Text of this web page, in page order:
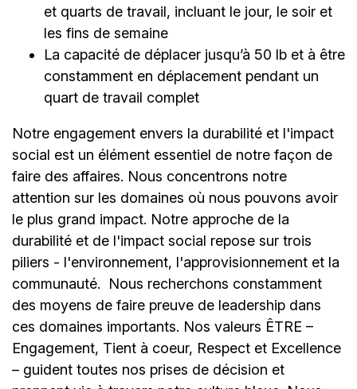
et quarts de travail, incluant le jour, le soir et
les fins de semaine
La capacité de déplacer jusqu’à 50 lb et à être
constamment en déplacement pendant un
quart de travail complet
Notre engagement envers la durabilité et l'impact
social est un élément essentiel de notre façon de
faire des affaires. Nous concentrons notre
attention sur les domaines où nous pouvons avoir
le plus grand impact. Notre approche de la
durabilité et de l'impact social repose sur trois
piliers - l'environnement, l'approvisionnement et la
communauté.
Nous recherchons constamment
des moyens de faire preuve de leadership dans
ces domaines importants. Nos valeurs ÊTRE –
Engagement, Tient à coeur, Respect et Excellence
– guident toutes nos prises de décision et